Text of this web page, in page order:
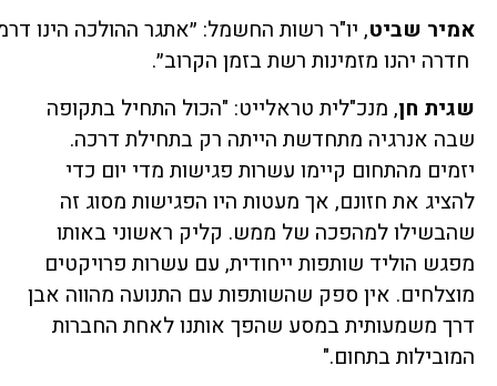
אמיר שביט
חדרה יהנו מזמינות רשת בזמן הקרוב״.
שגית חן, מנכ"לית טראלייט: "הכול התחיל בתקופה
שבה אנרגיה מתחדשת הייתה רק בתחילת דרכה.
יזמים מהתחום קיימו עשרות פגישות מדי יום כדי
להציג את חזונם, אך מעטות היו הפגישות מסוג זה
שהבשילו למהפכה של ממש. קליק ראשוני באותו
מפגש הוליד שותפות ייחודית, עם עשרות פרויקטים
מוצלחים. אין ספק שהשותפות עם התנועה מהווה אבן
דרך משמעותית במסע שהפך אותנו לאחת החברות
המובילות בתחום."